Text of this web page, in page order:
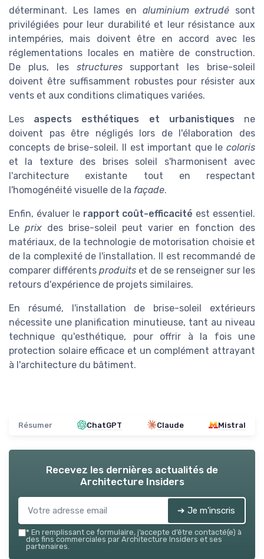
déterminant. Les lames en aluminium extrudé sont
privilégiées pour leur durabilité et leur résistance aux
intempéries, mais doivent être en accord avec les
réglementations locales en matière de construction.
De plus, les structuressupportant les brise-soleil
doivent être suffisamment robustes pour résister aux
vents et aux conditions climatiques variées.
Les aspects esthétiques et urbanistiques ne
doivent pas être négligés lors de l'élaboration des
concepts de brise-soleil. Il est important que le coloris
et la texture des brises soleil s'harmonisent avec
l'architecture existante tout en respectant
l'homogénéité visuelle de la façade.
Enfin, évaluer le rapport coût-efficacité est essentiel.
Le prix des brise-soleil peut varier en fonction des
matériaux, de la technologie de motorisation choisie et
de la complexité de l'installation. Il est recommandé de
comparer différents produits et de se renseigner sur les
retours d'expérience de projets similaires.
En résumé, l'installation de brise-soleil extérieurs
nécessite une planification minutieuse, tant au niveau
technique qu'esthétique, pour offrir à la fois une
protection solaire efficace et un complément attrayant
à l'architecture du bâtiment.
Résumer ChatGPT Claude Mistral
Recevez les dernières actualités de
Architecture Insiders
➔ Je m'inscris
* En remplissant ce formulaire, j’accepte d’être contacté(e) à
des fins commerciales par Architecture Insiders et ses
partenaires.